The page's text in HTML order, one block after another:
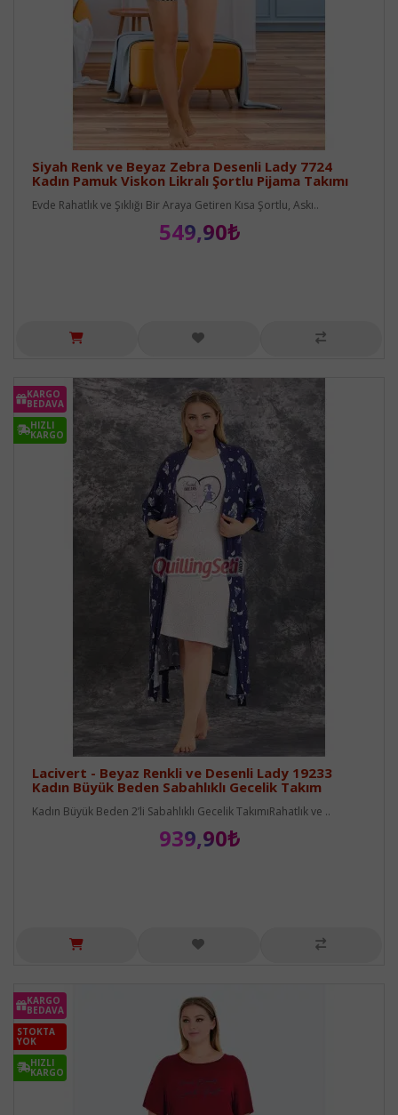
Siyah Renk ve Beyaz Zebra Desenli Lady 7724
Kadın Pamuk Viskon Likralı Şortlu Pijama Takımı
Evde Rahatlık ve Şıklığı Bir Araya Getiren Kısa Şortlu, Askı..
549,90₺
KARGO
BEDAVA
HIZLI
KARGO
Lacivert - Beyaz Renkli ve Desenli Lady 19233
Kadın Büyük Beden Sabahlıklı Gecelik Takım
Kadın Büyük Beden 2’li Sabahlıklı Gecelik TakımıRahatlık ve ..
939,90₺
KARGO
BEDAVA
STOKTA
YOK
HIZLI
KARGO